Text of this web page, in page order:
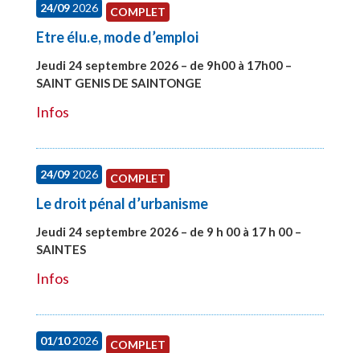
24/092026 COMPLET
Etre élu.e, mode d’emploi
Jeudi 24 septembre 2026 – de 9h00 à 17h00 –
SAINT GENIS DE SAINTONGE
Infos
24/092026 COMPLET
Le droit pénal d’urbanisme
Jeudi 24 septembre 2026 – de 9 h 00 à 17 h 00 –
SAINTES
Infos
01/102026 COMPLET